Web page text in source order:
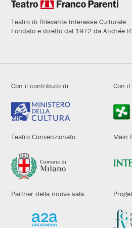
Teatro di Rilevante Interesse Culturale
Fondato e diretto dal 1972 da Andrée
Con il contributo di Con
Teatro Convenzionato Main
Partner della nuova sala